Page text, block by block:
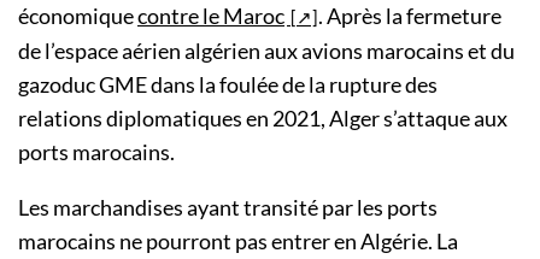
économiquecontre le Maroc
. Après la fermeture
de l’espace aérien algérien aux avions marocains et du
gazoduc GME dans la foulée de la rupture des
relations diplomatiques en 2021, Alger s’attaque aux
ports marocains.
Les marchandises ayant transité par les ports
marocains ne pourront pas entrer en Algérie. La